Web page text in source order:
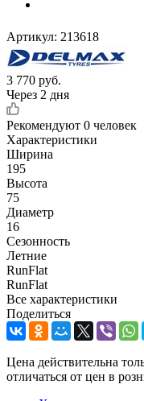
Артикул: 213618
3 770 руб.
Через 2 дня
Рекомендуют 0 человек
Характеристики
Ширина
195
Высота
75
Диаметр
16
Сезонность
Летние
RunFlat
RunFlat
Все характеристики
Поделиться
Цена действительна
отличаться от цен в